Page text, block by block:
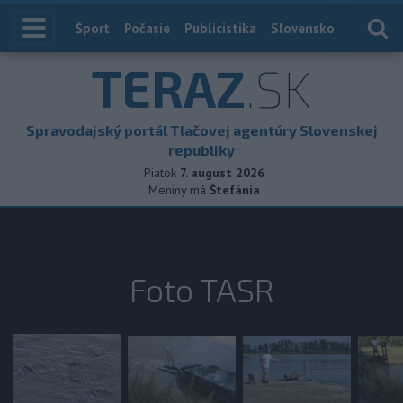
Index
Šport Počasie Publicistika Slovensko
TERAZ.SK
Spravodajský portál Tlačovej agentúry Slovenskej
republiky
Piatok 7. august 2026
Meniny má Štefánia
Foto TASR